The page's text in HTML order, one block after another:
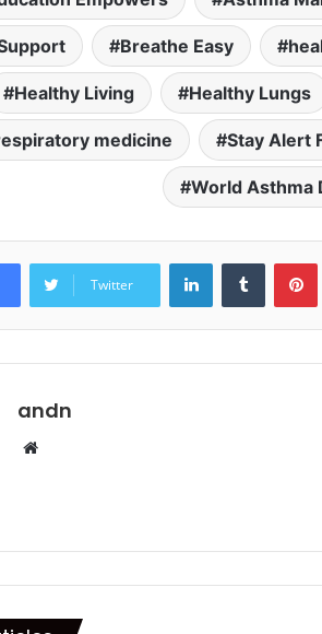
Breathe Easy
Healthy Living Healthy Lungs
medicine Stay Alert
World Asthma
Twitter
LinkedInTumblr
andn
Website